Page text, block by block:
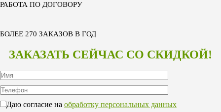
РАБОТА ПО ДОГОВОРУ
БОЛЕЕ 270 ЗАКАЗОВ В ГОД
ЗАКАЗАТЬ СЕЙЧАС СО СКИДКОЙ!
Даю согласие на обработку персональных данных